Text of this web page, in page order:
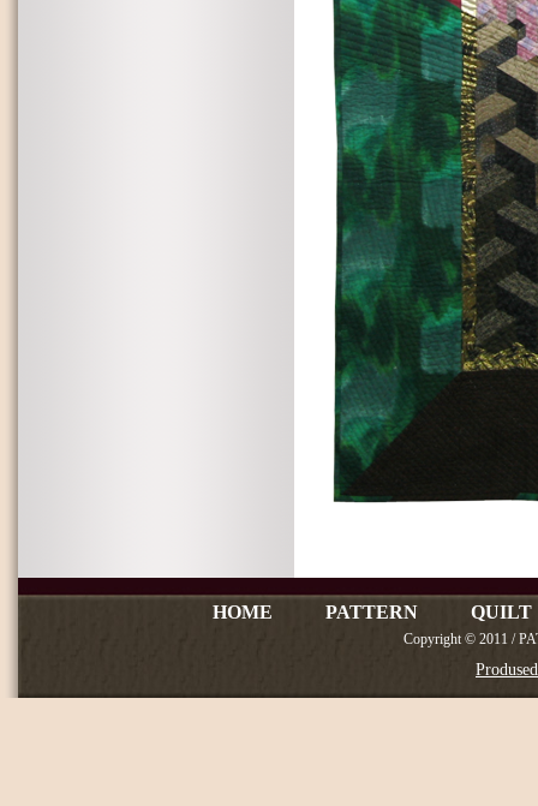
HOME PATTERN QUILT
Copyright © 2011 /